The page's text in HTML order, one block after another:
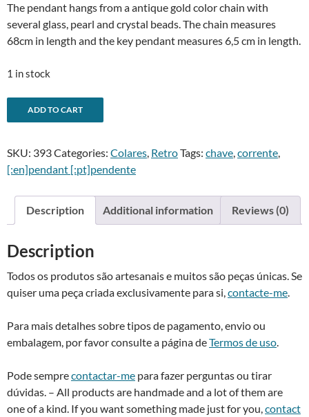
The pendant hangs from a antique gold color chain with
several glass, pearl and crystal beads. The chain measures
68cm in length and the key pendant measures 6,5 cm in length.
1 in stock
Pendente
chave
-
Watch
pendant
quantity
ADD TO CART
e
r
a
t
e
:
SKU: 393Categories: Colares, RetroTags: chave,corrente,
[:en]pendant [:pt]pendente
Description Additional information Reviews (0)
Description
Todos os produtos são artesanais e muitos são peças únicas. Se
quiser uma peça criada exclusivamente para si, contacte-me
Para mais detalhes sobre tipos de pagamento, envio ou
embalagem, por favor consulte a página deTermos de uso
Pode semprecontactar-me para fazer perguntas ou tirar
dúvidas. – All products are handmade and a lot of them are
one of a kind. If you want something made just for you, contact